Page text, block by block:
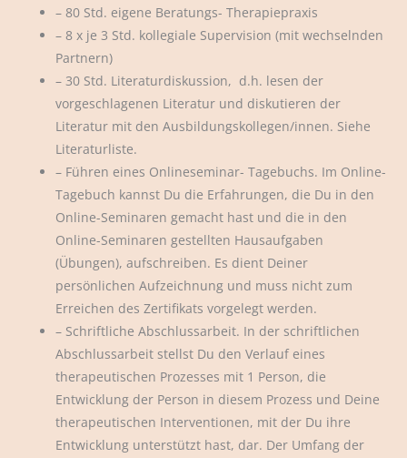
– 80 Std. eigene Beratungs- Therapiepraxis
– 8 x je 3 Std. kollegiale Supervision (mit wechselnden
Partnern)
– 30 Std. Literaturdiskussion, d.h. lesen der
vorgeschlagenen Literatur und diskutieren der
Literatur mit den Ausbildungskollegen/innen. Siehe
Literaturliste.
– Führen eines Onlineseminar- Tagebuchs. Im Online-
Tagebuch kannst Du die Erfahrungen, die Du in den
Online-Seminaren gemacht hast und die in den
Online-Seminaren gestellten Hausaufgaben
(Übungen), aufschreiben. Es dient Deiner
persönlichen Aufzeichnung und muss nicht zum
Erreichen des Zertifikats vorgelegt werden.
– Schriftliche Abschlussarbeit. In der schriftlichen
Abschlussarbeit stellst Du den Verlauf eines
therapeutischen Prozesses mit 1 Person, die
Entwicklung der Person in diesem Prozess und Deine
therapeutischen Interventionen, mit der Du ihre
Entwicklung unterstützt hast, dar. Der Umfang der